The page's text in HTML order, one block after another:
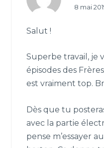
8 mai
Salut !
Superbe travail, je
épisodes des
est vraiment top.
Dès que tu
avec la partie
pense m’essayer